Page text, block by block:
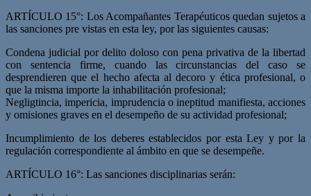
ARTÍCULO 15°: Los Acompañantes Terapéuticos quedan sujetos a
las sanciones pre­ vistas en esta ley, por las siguientes causas:
Condena judicial por delito doloso con pena privativa de la libertad
con sentencia firme, cuando las circunstancias del caso se
desprendieren que el hecho afecta al decoro y ética profesional, o
que la misma importe la inhabilitación profesional;
Negligtincia, impericia, imprudencia o ineptitud manifiesta, acciones
y omisiones graves en el desempeño de su actividad profesional;
Incumplimiento de los deberes establecidos por esta Ley y por la
regulación correspondiente al ámbito en que se desempeñe.
ARTÍCULO 16°: Las sanciones disciplinarias serán: